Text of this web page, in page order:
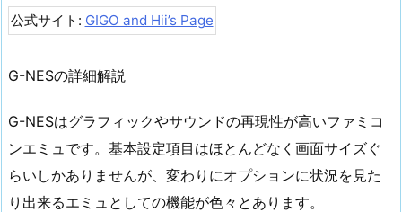
公式サイト: GIGO and Hii’s Page
G-NESの詳細解説
G-NESはグラフィックやサウンドの再現性が高いファミコ
ンエミュです。基本設定項目はほとんどなく画面サイズぐ
らいしかありませんが、変わりにオプションに状況を見た
り出来るエミュとしての機能が色々とあります。